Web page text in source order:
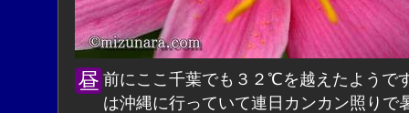
昼前にここ千葉でも３２℃を越えたようです。先週
は沖縄に行っていて連日カンカン照りで